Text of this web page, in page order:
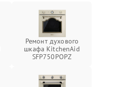
Ремонт духового
шкафа KitchenAid
SFP750POPZ